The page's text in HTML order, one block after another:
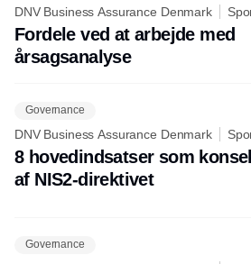
DNV Business Assurance Denmark
Fordele ved at arbejde med
årsagsanalyse
Governance
DNV Business Assurance Denmark
8 hovedindsatser som
af NIS2-direktivet
Governance